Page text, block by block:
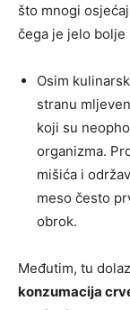
što mnogi
čega je jelo bolje
Osim
stranu
koji su
organizma.
mišića i
meso često
obrok.
Međutim, tu
konzumacija